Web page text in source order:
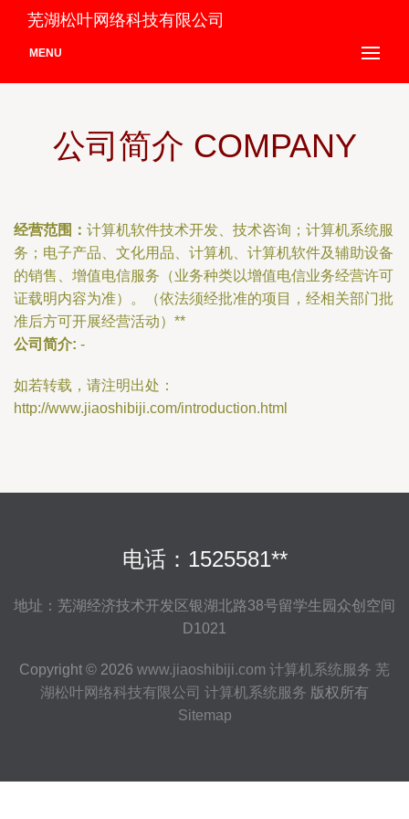
芜湖松叶网络科技有限公司
MENU
公司简介 COMPANY
经营范围： 计算机软件技术开发、技术咨询；计算机系统服
务；电子产品、文化用品、计算机、计算机软件及辅助设备
的销售、增值电信服务（业务种类以增值电信业务经营许可
证载明内容为准）。（依法须经批准的项目，经相关部门批
准后方可开展经营活动）**
公司简介: -
如若转载，请注明出处：
http://www.jiaoshibiji.com/introduction.html
电话：1525581**
地址：芜湖经济技术开发区银湖北路38号留学生园众创空间
D1021
Copyright © 2026 www.jiaoshibiji.com 计算机系统服务 芜
湖松叶网络科技有限公司 计算机系统服务 版权所有
Sitemap